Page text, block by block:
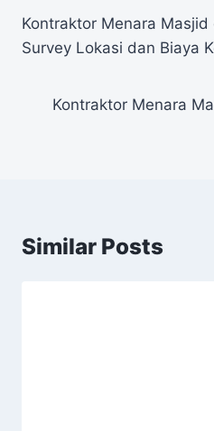
Kontraktor Menara Masjid
Survey Lokasi dan Biaya
Kontraktor Menara
Similar Posts